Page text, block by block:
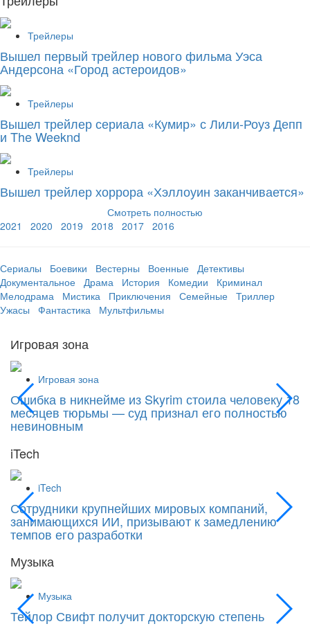
Трейлеры
Вышел первый трейлер нового фильма Уэса
Андерсона «Город астероидов»
Трейлеры
Вышел трейлер сериала «Кумир» с Лили-Роуз Депп
и The Weeknd
Трейлеры
Вышел трейлер хоррора «Хэллоуин заканчивается»
Смотреть полностью
2021
2020 2019 2018 2017 2016
Сериалы Боевики Вестерны Военные Детективы
Документальное Драма История Комедии
Криминал
Мелодрама
Мистика Приключения Семейные Триллер
Ужасы
Фантастика Мультфильмы
Игровая зона
Игровая зона
Ошибка в никнейме из Skyrim стоила человеку 18
месяцев тюрьмы — суд признал его полностью
невиновным
iTech
iTech
Сотрудники крупнейших мировых компаний,
занимающихся ИИ, призывают к замедлению
темпов его разработки
Музыка
Музыка
Тейлор Свифт получит докторскую степень